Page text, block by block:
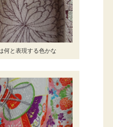
と表現する色かな